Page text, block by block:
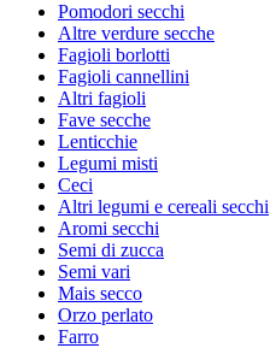
Pomodori secchi
Altre verdure secche
Fagioli borlotti
Fagioli cannellini
Altri fagioli
Fave secche
Lenticchie
Legumi misti
Ceci
Altri legumi e cereali secchi
Aromi secchi
Semi di zucca
Semi vari
Mais secco
Orzo perlato
Farro